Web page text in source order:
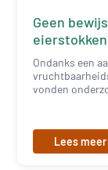
Geen
Ondanks een
vonden
Lees meer